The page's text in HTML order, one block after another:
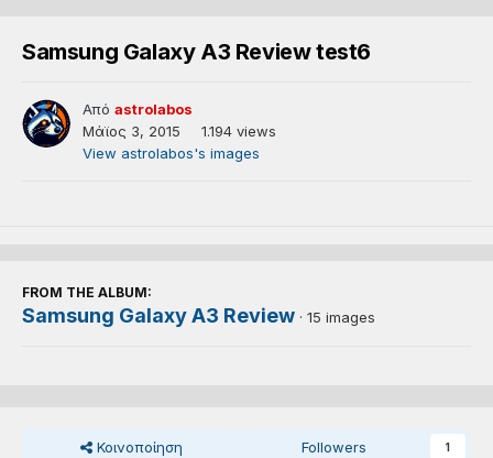
Samsung Galaxy A3 Review test6
Από astrolabos
Μάϊος 3, 2015
1.194 views
View astrolabos's images
FROM THE ALBUM:
Samsung Galaxy A3 Review · 15 images
Κοινοποίηση Followers 1